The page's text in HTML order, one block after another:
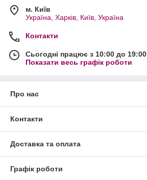
м. Київ
Україна, Харків, Київ, Україна
Контакти
Сьогодні працює з 10:00 до 19:00
Показати весь графік роботи
Про нас
Контакти
Доставка та оплата
Графік роботи